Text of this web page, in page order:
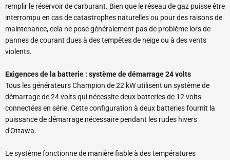
remplir le réservoir de carburant. Bien que le réseau de gaz puisse être
interrompu en cas de catastrophes naturelles ou pour des raisons de
maintenance, cela ne pose généralement pas de problème lors de
pannes de courant dues à des tempêtes de neige ou à des vents
violents.
Exigences de la batterie : système de démarrage 24 volts
Tous les générateurs Champion de 22 kW utilisent un système de
démarrage de 24 volts qui nécessite deux batteries de 12 volts
connectées en série. Cette configuration à deux batteries fournit la
puissance de démarrage nécessaire pendant les rudes hivers
d'Ottawa.
Le système fonctionne de manière fiable à des températures